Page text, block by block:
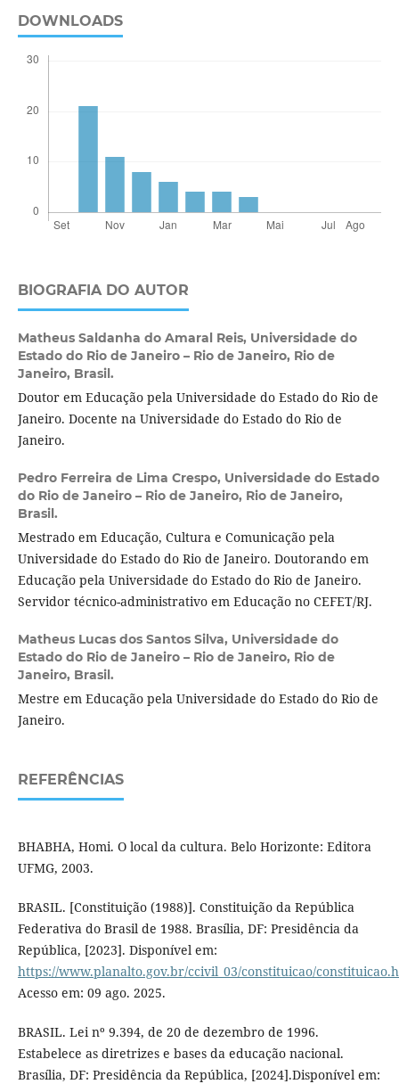
DOWNLOADS
BIOGRAFIA DO AUTOR
Matheus Saldanha do Amaral Reis, Universidade do
Estado do Rio de Janeiro – Rio de Janeiro, Rio de
Janeiro, Brasil.
Doutor em Educação pela Universidade do Estado do Rio de
Janeiro. Docente na Universidade do Estado do Rio de
Janeiro.
Pedro Ferreira de Lima Crespo, Universidade do Estado
do Rio de Janeiro – Rio de Janeiro, Rio de Janeiro,
Brasil.
Mestrado em Educação, Cultura e Comunicação pela
Universidade do Estado do Rio de Janeiro. Doutorando em
Educação pela Universidade do Estado do Rio de Janeiro.
Servidor técnico-administrativo em Educação no CEFET/RJ.
Matheus Lucas dos Santos Silva, Universidade do
Estado do Rio de Janeiro – Rio de Janeiro, Rio de
Janeiro, Brasil.
Mestre em Educação pela Universidade do Estado do Rio de
Janeiro.
REFERÊNCIAS
BHABHA, Homi. O local da cultura. Belo Horizonte: Editora
UFMG, 2003.
BRASIL. [Constituição (1988)]. Constituição da República
Federativa do Brasil de 1988. Brasília, DF: Presidência da
República, [2023]. Disponível em:
https://www.planalto.gov.br/ccivil_03/constituicao/
Acesso em: 09 ago. 2025.
BRASIL. Lei nº 9.394, de 20 de dezembro de 1996.
Estabelece as diretrizes e bases da educação nacional.
Brasília, DF: Presidência da República, [2024].Disponível em: